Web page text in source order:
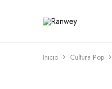
Ranwey
Tu
Tu
Diseño
Tu
Tu
—
Remeras,
Inicio Cultura Pop